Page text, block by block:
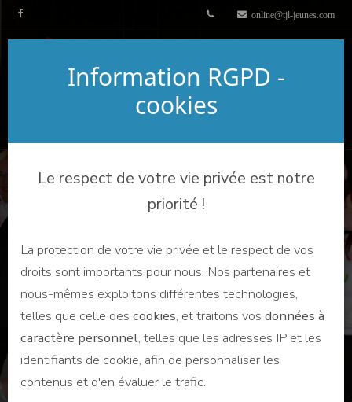
online@tjl-jeunes.com
QUI PEUT M'AIDER ?
Information RGPD -
cookies
Le respect de votre vie privée est notre
priorité !
La protection de votre vie privée et le respect de vos
droits sont importants pour nous. Nos partenaires et
nous-mêmes exploitons différentes technologies,
telles que celle des cookies, et traitons vos données à
caractère personnel, telles que les adresses IP et les
identifiants de cookie, afin de personnaliser les
contenus et d'en évaluer le trafic.